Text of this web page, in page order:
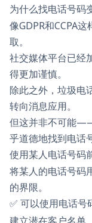
为什么找电话号码
像GDPR和CCPA
取。
社交媒体平台已经
得更加谨慎。
除此之外，垃圾电
转向消息应用。
但这并非不可能
乎道德地找到电话
使用某人电话号码
将某人的电话号码
的界限。
✅ 可以使用电话号